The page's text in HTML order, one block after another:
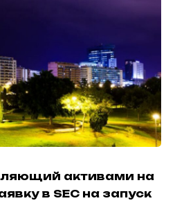
активами на
в SEC на запуск